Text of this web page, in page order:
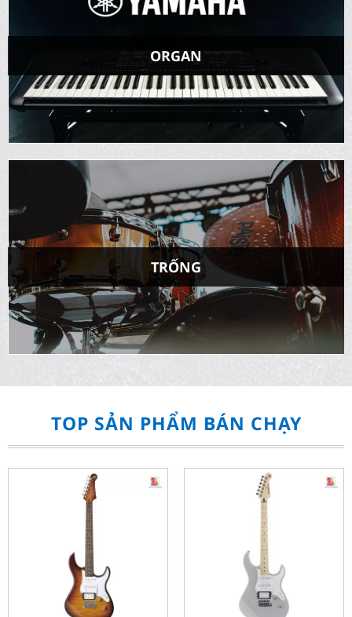
ORGAN
TRỐNG
TOP SẢN PHẨM BÁN CHẠY